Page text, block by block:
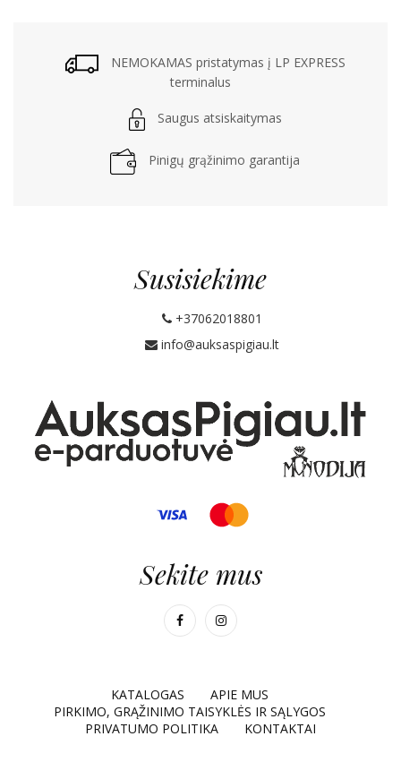
NEMOKAMAS pristatymas į LP EXPRESS
terminalus
Saugus atsiskaitymas
Pinigų grąžinimo garantija
Susisiekime
+37062018801
info@auksaspigiau.lt
Sekite mus
KATALOGAS
APIE MUS
PIRKIMO, GRĄŽINIMO TAISYKLĖS IR SĄLYGOS
PRIVATUMO POLITIKA
KONTAKTAI